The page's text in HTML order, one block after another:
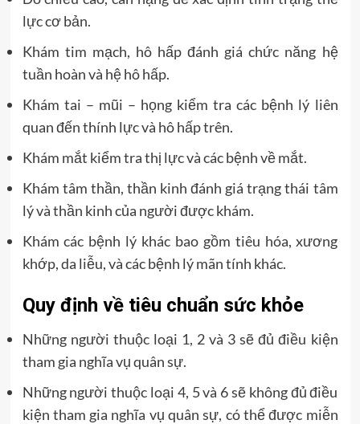
lực cơ bản.
Khám tim mạch, hô hấp đánh giá chức năng hệ
tuần hoàn và hệ hô hấp.
Khám tai – mũi – họng kiểm tra các bệnh lý liên
quan đến thính lực và hô hấp trên.
Khám mắt kiểm tra thị lực và các bệnh về mắt.
Khám tâm thần, thần kinh đánh giá trạng thái tâm
lý và thần kinh của người được khám.
Khám các bệnh lý khác bao gồm tiêu hóa, xương
khớp, da liễu, và các bệnh lý mãn tính khác.
Quy định về tiêu chuẩn sức khỏe
Những người thuộc loại 1, 2 và 3 sẽ đủ điều kiện
tham gia nghĩa vụ quân sự.
Những người thuộc loại 4, 5 và 6 sẽ không đủ điều
kiện tham gia nghĩa vụ quân sự, có thể được miễn